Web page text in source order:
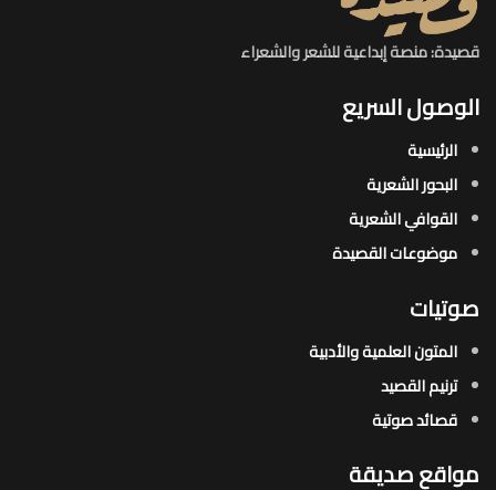
قصيدة: منصة إبداعية للشعر والشعراء
الوصول السريع
الرئيسية
البحور الشعرية​
القوافي الشعرية​
موضوعات القصيدة​
صوتيات
المتون العلمية والأدبية
ترنيم القصيد
قصائد صوتية
مواقع صديقة